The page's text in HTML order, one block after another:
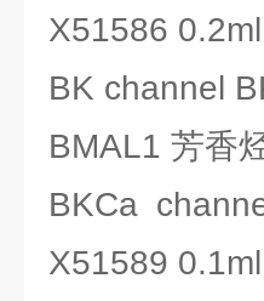
X51586 0.2ml
BK channel
BMAL1 芳香
BKCa
X51589 0.1ml